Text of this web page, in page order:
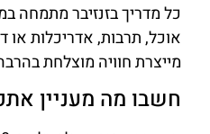
כל מדריך בזנזיבר מתמחה
אוכל, תרבות, אדריכלות או
מייצרת חוויה מוצלחת
חשבו מה מעניין